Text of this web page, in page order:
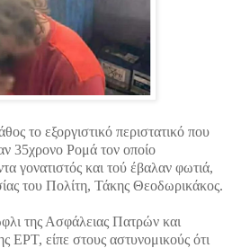
το εξοργιστικό περιστατικό που
35χρονο Ρομά τον οποίο
γονατιστός και τού έβαλαν φωτιά,
του Πολίτη, Τάκης Θεοδωρικάκος.
της Ασφάλειας Πατρών και
ΕΡΤ, είπε στους αστυνομικούς ότι